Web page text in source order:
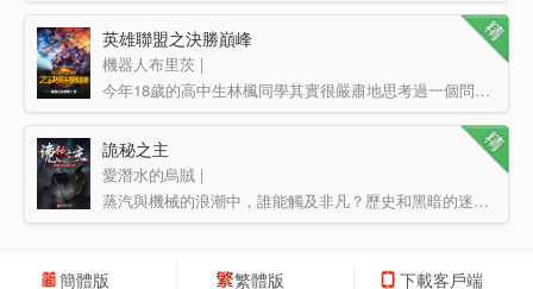
英雄聯盟之決勝巔峰
機器人布里茨 |
今年18歲的高中生林楓同學其實很嚴肅地思考過一個問題： 當年在英雄聯盟第一個職業賽季的賽場上被他吊打…
詭秘之主
愛潛水的烏賊 |
蒸汽與機械的浪潮中，誰能觸及非凡？歷史和黑暗的迷霧里，又是誰在耳語？我從詭秘中醒來，睜眼看見這個世界…
簡體版 繁體版 下載客戶端